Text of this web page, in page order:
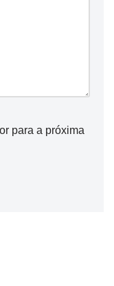
para a próxima